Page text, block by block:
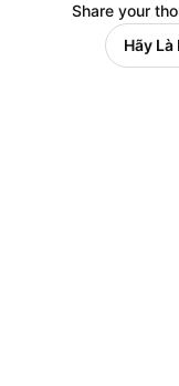
Share your
Hãy